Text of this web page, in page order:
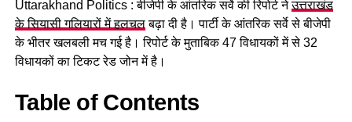
Uttarakhand Politics : बीजेपी के आंतरिक सर्वे की रिपोर्ट नेउत्तराखंड
के सियासी गलियारों में हलचलबढ़ा दी है। पार्टी के आंतरिक सर्वे से बीजेपी
के भीतर खलबली मच गई है। रिपोर्ट के मुताबिक 47 विधायकों में से 32
विधायकों का टिकट रेड जोन में है।
Table of Contents